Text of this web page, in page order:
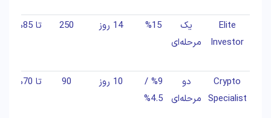
Elite
Investor
یک
مرحله‌ای
%15 14 روز 250 تا 85%
Crypto
Specialist
دو
مرحله‌ای
%9 /
%4.5
10 روز 90 تا 70%